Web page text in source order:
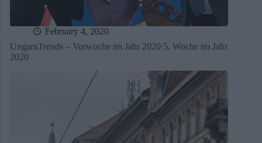
February 4, 2020
UngarnTrends – Vorwoche im Jahr 2020 5. Woche im Jahr
2020